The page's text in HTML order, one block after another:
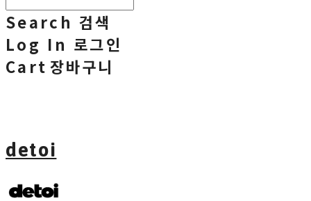
Search 검색
Log In 로그인
Cart 장바구니
detoi